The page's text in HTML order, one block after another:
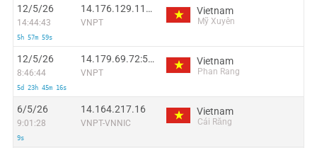
12/5/26
14:44:43
5h 57m 59s
14.176.129.113:47158
VNPT
Vietnam
Mỹ Xuyên
12/5/26
8:46:44
5d 23h 45m 16s
14.179.69.72:59045
VNPT
Vietnam
Phan Rang
6/5/26
9:01:28
9s
14.164.217.16
VNPT-VNNIC
Vietnam
Cái Răng